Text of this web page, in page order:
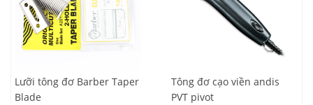
Lưỡi tông đơ Barber Taper
Blade
Tông đơ cạo viền andis
PVT pivot